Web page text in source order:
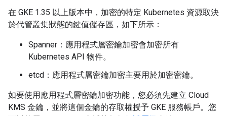
在 GKE 1.35 以上版本中，加密的特定 Kubernetes 資源取決
於代管叢集狀態的鍵值儲存區，如下所示：
Spanner：應用程式層密鑰加密會加密所有
Kubernetes API 物件。
etcd：應用程式層密鑰加密主要用於加密密鑰。
如要使用應用程式層密鑰加密功能，您必須先建立 Cloud
KMS 金鑰，並將這個金鑰的存取權授予 GKE 服務帳戶。您